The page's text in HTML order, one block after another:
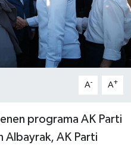
A- A+
programa AK Parti
Albayrak, AK Parti